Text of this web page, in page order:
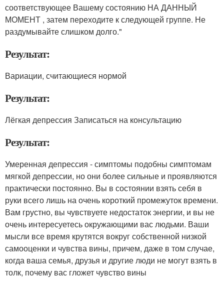
соответствующее Вашему состоянию НА ДАННЫЙ
МОМЕНТ , затем переходите к следующей группе. Не
раздумывайте слишком долго."
Результат:
Вариации, считающиеся нормой
Результат:
Лёгкая депрессия Записаться на консультацию
Результат:
Умеренная депрессия - симптомы подобны симптомам
мягкой депрессии, но они более сильные и проявляются
практически постоянно. Вы в состоянии взять себя в
руки всего лишь на очень короткий промежуток времени.
Вам грустно, вы чувствуете недостаток энергии, и вы не
очень интересуетесь окружающими вас людьми. Ваши
мысли все время крутятся вокруг собственной низкой
самооценки и чувства вины, причем, даже в том случае,
когда ваша семья, друзья и другие люди не могут взять в
толк, почему вас гложет чувство вины